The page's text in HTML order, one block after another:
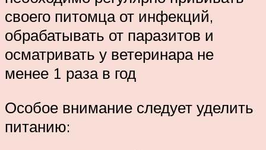
своего питомца от инфекций,
обрабатывать от паразитов и
осматривать у ветеринара не
менее 1 раза в год
Особое внимание следует уделить
питанию: